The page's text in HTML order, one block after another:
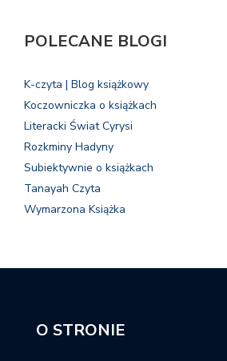
POLECANE BLOGI
K-czyta | Blog książkowy
Koczowniczka o książkach
Literacki Świat Cyrysi
Rozkminy Hadyny
Subiektywnie o książkach
Tanayah Czyta
Wymarzona Książka
O STRONIE